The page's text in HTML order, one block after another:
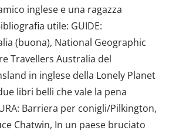
inglese e una ragazza
utile: GUIDE:
(buona), National Geographic
Travellers Australia del
in inglese della Lonely Planet
libri belli che vale la pena
Barriera per conigli/Pilkington,
Chatwin, In un paese bruciato